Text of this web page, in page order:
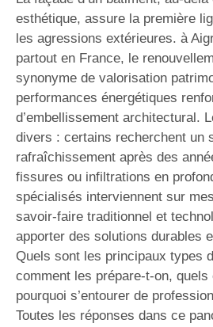
esthétique, assure la première
les agressions extérieures. à
partout en France, le
synonyme de valorisation
performances énergétiques
d’embellissement architectural.
divers : certains recherchent un
rafraîchissement après des
fissures ou infiltrations en
spécialisés interviennent sur
savoir-faire traditionnel et
apporter des solutions durables
Quels sont les principaux types
comment les prépare-t-on,
pourquoi s’entourer de
Toutes les réponses dans ce